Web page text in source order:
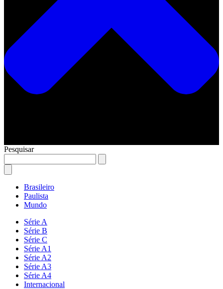
Pesquisar
Brasileiro
Paulista
Mundo
Série A
Série B
Série C
Série A1
Série A2
Série A3
Série A4
Internacional